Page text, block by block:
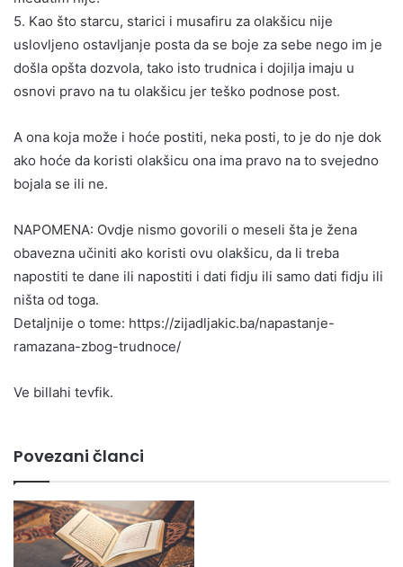
5. Kao što starcu, starici i musafiru za olakšicu nije
uslovljeno ostavljanje posta da se boje za sebe nego im je
došla opšta dozvola, tako isto trudnica i dojilja imaju u
osnovi pravo na tu olakšicu jer teško podnose post.
A ona koja može i hoće postiti, neka posti, to je do nje dok
ako hoće da koristi olakšicu ona ima pravo na to svejedno
bojala se ili ne.
NAPOMENA: Ovdje nismo govorili o meseli šta je žena
obavezna učiniti ako koristi ovu olakšicu, da li treba
napostiti te dane ili napostiti i dati fidju ili samo dati fidju ili
ništa od toga.
Detaljnije o tome: https://zijadljakic.ba/napastanje-
ramazana-zbog-trudnoce/
Ve billahi tevfik.
Povezani članci